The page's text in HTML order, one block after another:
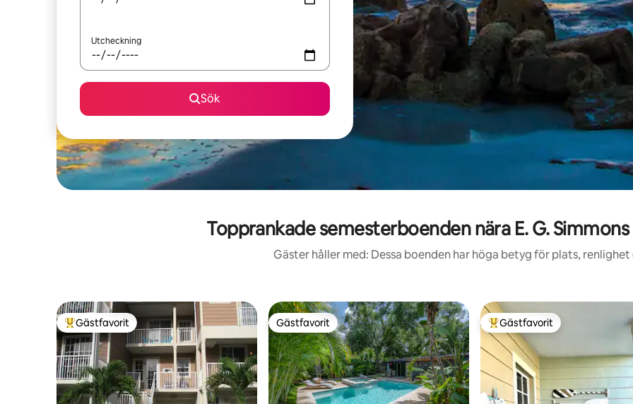
Utcheckning
Sök
Topprankade semesterboenden nära E. G.
Gäster håller med: Dessa boenden har höga betyg för plats, renlighet
Populär gästfavorit
Gästfavorit Gästfavorit
Gästfavorit Populär gästfavorit
Gästfavorit